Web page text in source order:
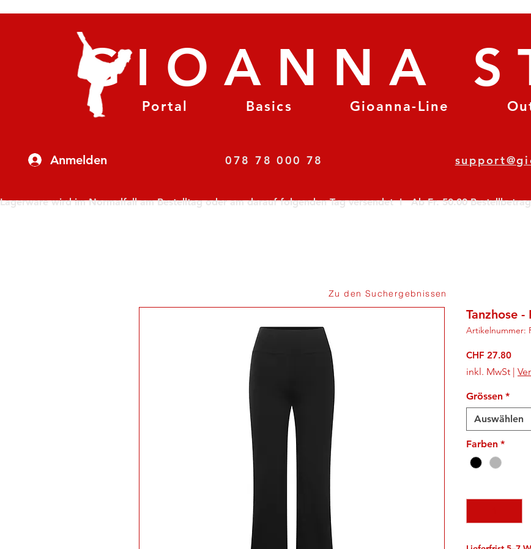
Anmelden
Portal Basics Gioanna-Line
GIOANNA
078 78 000 78
Lagerware wird im Normalfall am Bestelltag oder am darauf folgenden Tag versendet  I   Ab Fr. 50.00
Tanzhose
Artikelnummer:
CHF 27.80Preis
inkl. MwSt |
Grössen *
Auswählen
Farben *
Zu den Suchergebnissen